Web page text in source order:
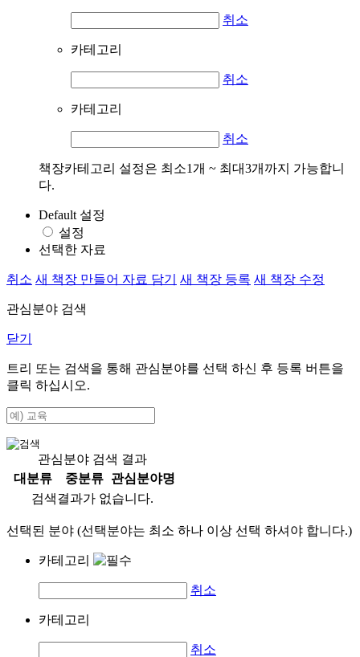
취소
카테고리
취소
카테고리
취소
책장카테고리 설정은 최소1개 ~ 최대3개까지 가능합니
다.
Default 설정
설정
선택한 자료
취소 새 책장 만들어 자료 담기 새 책장 등록 새 책장 수정
관심분야 검색
닫기
트리 또는 검색을 통해 관심분야를 선택 하신 후 등록 버튼을
클릭 하십시오.
관심분야 검색 결과
대분류
중분류
관심분야명
검색결과가 없습니다.
선택된 분야 (선택분야는 최소 하나 이상 선택 하셔야 합니다.)
카테고리
취소
카테고리
취소